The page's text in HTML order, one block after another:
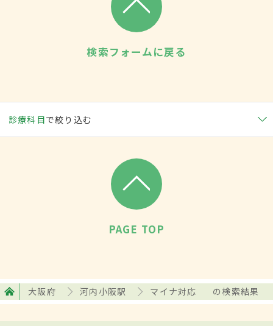
検索フォームに戻る
診療科目で絞り込む
PAGE TOP
大阪府 河内小阪駅 マイナ対応 の検索結果